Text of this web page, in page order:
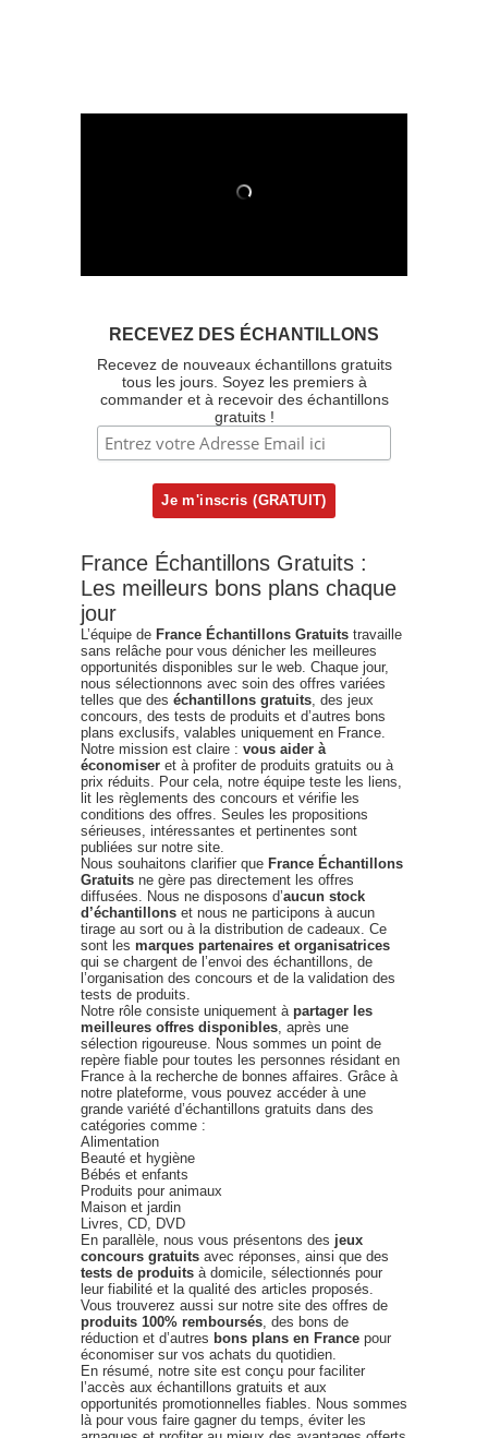
RECEVEZ DES ÉCHANTILLONS
Recevez de nouveaux échantillons gratuits
tous les jours. Soyez les premiers à
commander et à recevoir des échantillons
gratuits !
France Échantillons Gratuits :
Les meilleurs bons plans chaque
jour
L’équipe de France Échantillons Gratuits travaille
sans relâche pour vous dénicher les meilleures
opportunités disponibles sur le web. Chaque jour,
nous sélectionnons avec soin des offres variées
telles que des échantillons gratuits , des jeux
concours, des tests de produits et d’autres bons
plans exclusifs, valables uniquement en France.
Notre mission est claire : vous aider à
économiser et à profiter de produits gratuits ou à
prix réduits. Pour cela, notre équipe teste les liens,
lit les règlements des concours et vérifie les
conditions des offres. Seules les propositions
sérieuses, intéressantes et pertinentes sont
publiées sur notre site.
Nous souhaitons clarifier que France Échantillons
Gratuits ne gère pas directement les offres
diffusées. Nous ne disposons d’aucun stock
d’échantillons et nous ne participons à aucun
tirage au sort ou à la distribution de cadeaux. Ce
sont les marques partenaires et organisatrices
qui se chargent de l’envoi des échantillons, de
l’organisation des concours et de la validation des
tests de produits.
Notre rôle consiste uniquement à partager les
meilleures offres disponibles , après une
sélection rigoureuse. Nous sommes un point de
repère fiable pour toutes les personnes résidant en
France à la recherche de bonnes affaires. Grâce à
notre plateforme, vous pouvez accéder à une
grande variété d’échantillons gratuits dans des
catégories comme :
Alimentation
Beauté et hygiène
Bébés et enfants
Produits pour animaux
Maison et jardin
Livres, CD, DVD
En parallèle, nous vous présentons des jeux
concours gratuits avec réponses, ainsi que des
tests de produits à domicile, sélectionnés pour
leur fiabilité et la qualité des articles proposés.
Vous trouverez aussi sur notre site des offres de
produits 100% remboursés , des bons de
réduction et d’autres bons plans en France pour
économiser sur vos achats du quotidien.
En résumé, notre site est conçu pour faciliter
l’accès aux échantillons gratuits et aux
opportunités promotionnelles fiables. Nous sommes
là pour vous faire gagner du temps, éviter les